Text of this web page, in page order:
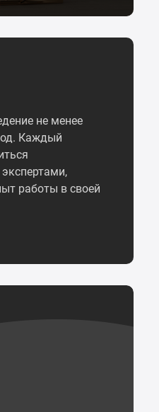
не менее
Каждый
работы в своей